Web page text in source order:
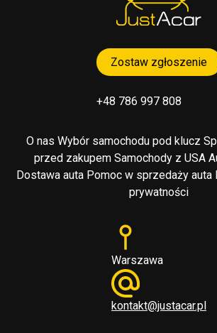
Zostaw zgłoszenie
+48 786 997 808
O nas Wybór samochodu pod klucz
przed zakupem Samochody z USA
Dostawa auta Pomoc w sprzedaży auta
prywatności
Warszawa
kontakt@justacar.pl